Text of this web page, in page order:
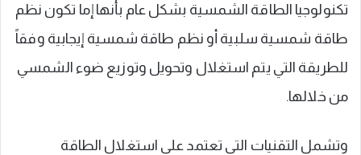
تكنولوجيا الطاقة الشمسية بشكل عام بأنها إما تكون نظم
طاقة شمسية سلبية أو نظم طاقة شمسية إيجابية وفقاً
للطريقة التي يتم استغلال وتحويل وتوزيع ضوء الشمسي
من خلالها.
وتشمل التقنيات التي تعتمد على استغلال الطاقة